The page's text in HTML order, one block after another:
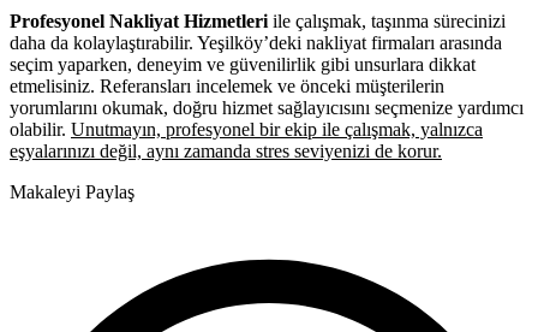
Profesyonel Nakliyat Hizmetleri ile çalışmak, taşınma sürecinizi
daha da kolaylaştırabilir. Yeşilköy’deki nakliyat firmaları arasında
seçim yaparken, deneyim ve güvenilirlik gibi unsurlara dikkat
etmelisiniz. Referansları incelemek ve önceki müşterilerin
yorumlarını okumak, doğru hizmet sağlayıcısını seçmenize yardımcı
olabilir. Unutmayın, profesyonel bir ekip ile çalışmak, yalnızca
eşyalarınızı değil, aynı zamanda stres seviyenizi de korur.
Makaleyi Paylaş